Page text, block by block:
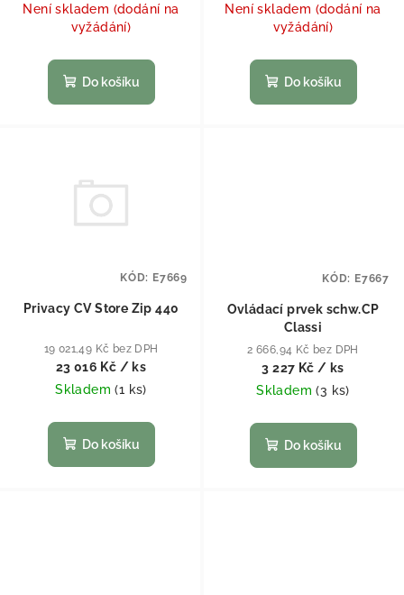
Není skladem (dodání na
vyžádání)
Do košíku
Není skladem (dodání na
vyžádání)
Do košíku
Privacy CV Store Zip 440
19 021,49 Kč bez DPH
23 016 Kč / ks
Skladem(1 ks)
Do košíku
KÓD: E7669
Ovládací prvek schw.CP
Classi
2 666,94 Kč bez DPH
3 227 Kč / ks
Skladem(3 ks)
Do košíku
KÓD: E7667